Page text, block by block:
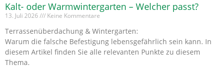
Kalt- oder Warmwintergarten – Welcher passt?
13. Juli 2026 Keine Kommentare
Terrassenüberdachung & Wintergarten:
Warum die falsche Befestigung lebensgefährlich sein kann. In
diesem Artikel finden Sie alle relevanten Punkte zu diesem
Thema.